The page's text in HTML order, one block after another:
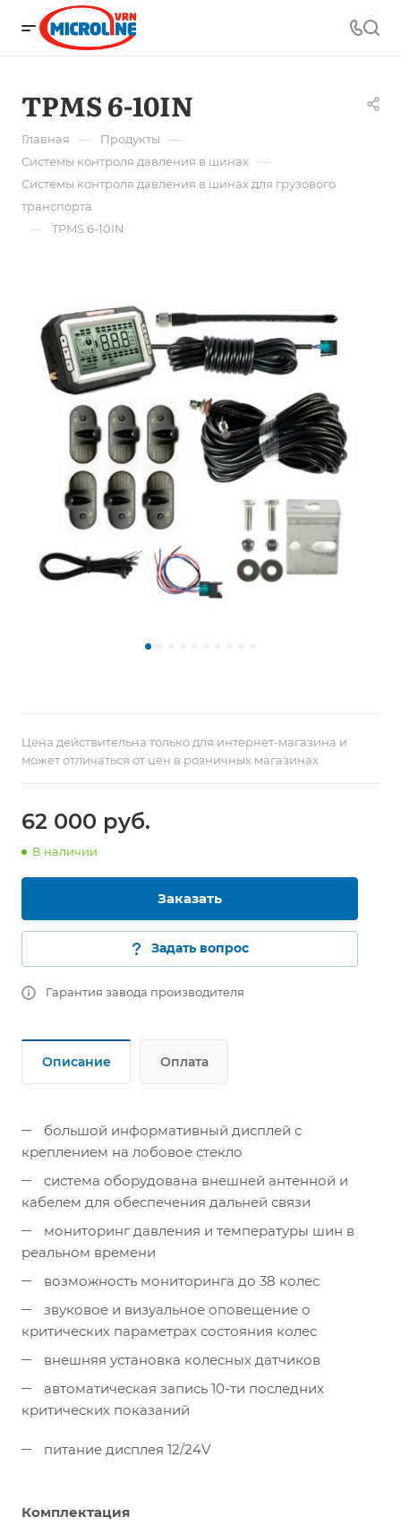
TPMS 6-10IN
Главная — Продукты —
Системы контроля давления в шинах —
Системы контроля давления в шинах для грузового
транспорта
— TPMS 6-10IN
Цена действительна только для интернет-магазина и
может отличаться от цен в розничных магазинах
62 000 руб.
В наличии
Заказать
Задать вопрос
Гарантия завода производителя
Описание Оплата
большой информативный дисплей с
креплением на лобовое стекло
система оборудована внешней антенной и
кабелем для обеспечения дальней связи
мониторинг давления и температуры шин в
реальном времени
возможность мониторинга до 38 колес
звуковое и визуальное оповещение о
критических параметрах состояния колес
внешняя установка колесных датчиков
автоматическая запись 10-ти последних
критических показаний
питание дисплея 12/24V
Комплектация